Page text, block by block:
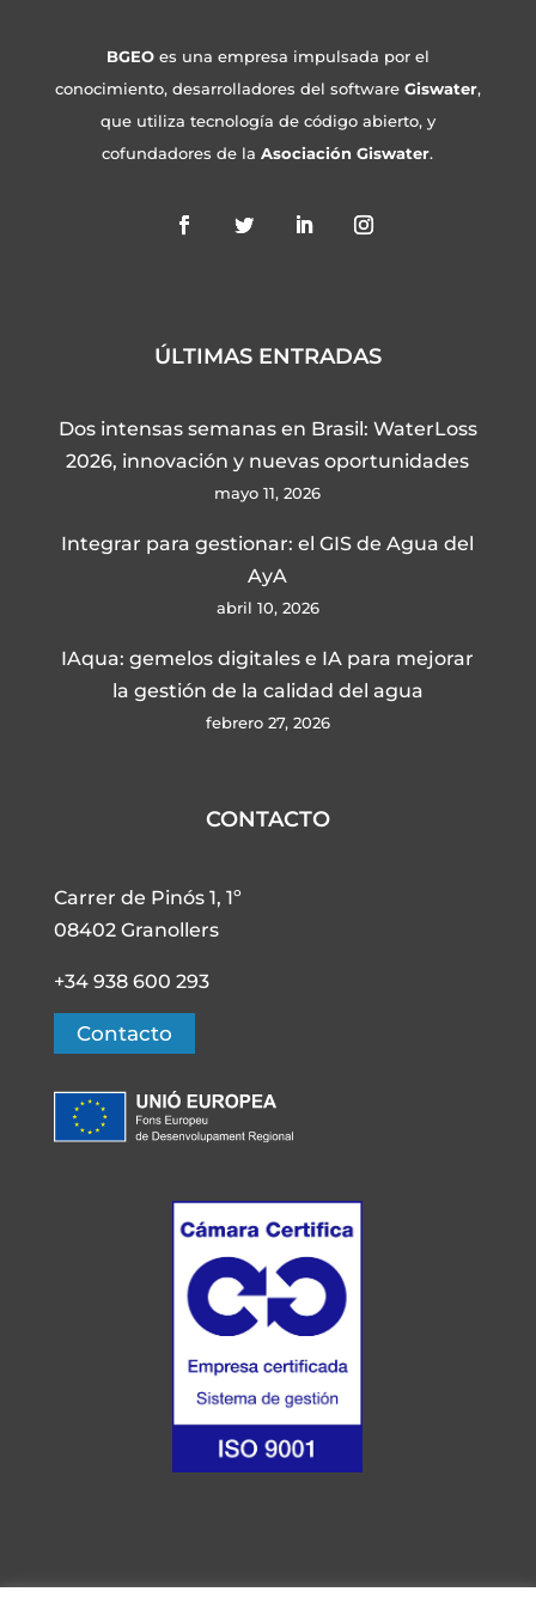
BGEO es una empresa impulsada por el
conocimiento, desarrolladores del software Giswater,
que utiliza tecnología de código abierto, y
cofundadores de laAsociación Giswater.
ÚLTIMAS ENTRADAS
Dos intensas semanas en Brasil: WaterLoss
2026, innovación y nuevas oportunidades
mayo 11, 2026
Integrar para gestionar: el GIS de Agua del
AyA
abril 10, 2026
IAqua: gemelos digitales e IA para mejorar
la gestión de la calidad del agua
febrero 27, 2026
CONTACTO
Carrer de Pinós 1, 1º
08402 Granollers
+34 938 600 293
Contacto